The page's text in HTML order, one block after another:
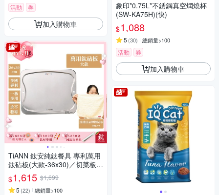
活動 券
加入購物車
TiANN 鈦安純鈦餐具 專利萬用
鈦砧板(大款-36x30)／切菜板／
砧盤／抗菌砧板／沾板／烘焙
烤盤／露營餐盤
$1,615 $1,699
5 (22) 總銷量>100
象印*0.75L*不銹鋼真空燜燒杯
(SW-KA75H)(快)
$1,088
5 (30) 總銷量>100
活動 券
加入購物車